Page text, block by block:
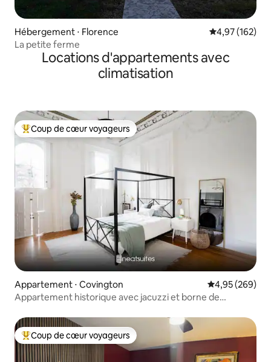
Hébergement ⋅ Florence Évaluation
4,97 (162)
La petite ferme
Locations d'appartements avec
climatisation
Coups de cœur voyageurs les plus appréciés
Coup de cœur voyageurs
Appartement ⋅ Covington Évaluation
4,95 (269)
Appartement historique avec jacuzzi et borne de
Coups de cœur voyageurs les plus appréciés
Coup de cœur voyageurs